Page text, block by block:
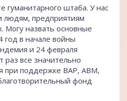
гуманитарного штаба. У нас
предприятиям
Могу назвать основные
в начале войны
и 24 февраля
раз все значительно
при поддержке ВАР, АВМ,
фонд